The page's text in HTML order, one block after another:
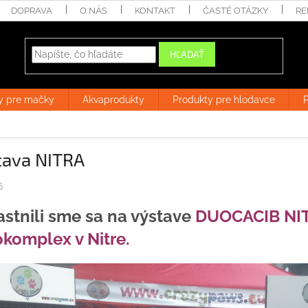
DOPRAVA O NÁS KONTAKT ČASTÉ OTÁZKY
HĽADAŤ
pre mačky Akvaprodukty Produkty pre hlodavce
NITRA
sme sa na výstave DUOCACIB
v Nitre.